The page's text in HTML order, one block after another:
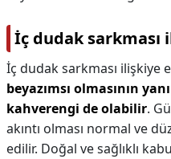
İç dudak sarkması
İç dudak sarkması ilişkiye
beyazımsı olmasının
kahverengi de olabilir.
akıntı olması normal ve
edilir. Doğal ve sağlıklı